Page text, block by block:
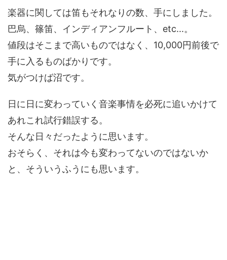
楽器に関しては笛もそれなりの数、手にしました。
巴烏、篠笛、インディアンフルート、etc...。
値段はそこまで高いものではなく、10,000円前後で
手に入るものばかりです。
気がつけば沼です。
日に日に変わっていく音楽事情を必死に追いかけて
あれこれ試行錯誤する。
そんな日々だったように思います。
おそらく、それは今も変わってないのではないか
と、そういうふうにも思います。